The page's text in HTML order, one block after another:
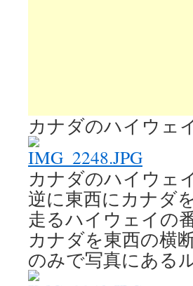
カナダのハイウェ
カナダのハイウェ
逆に東西にカナダ
走るハイウェイの
カナダを東西の横
のみで写真にある